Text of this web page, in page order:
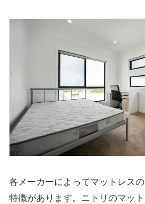
各メーカーによってマットレス
特徴があります。ニトリのマッ